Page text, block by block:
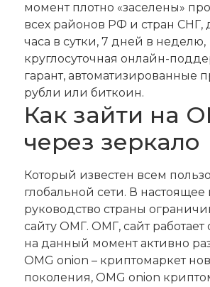
момент плотно «заселены»
всех районов РФ и стран СНГ,
часа в сутки, 7 дней в неделю,
круглосуточная онлайн-
гарант, автоматизированные
рубли или биткоин.
Как зайти на
через зеркало
Который известен всем
глобальной сети. В настоящее
руководство страны
сайту ОМГ. ОМГ, сайт работает
на данный момент активно
OMG onion – криптомаркет
поколения, OMG onion